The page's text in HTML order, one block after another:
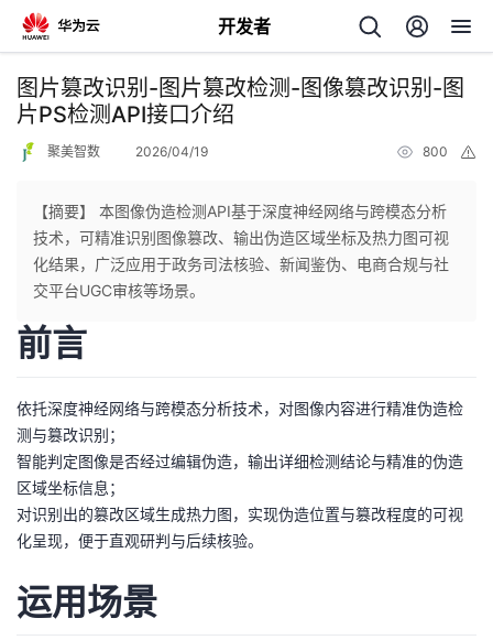
开发者
返
回
个
页
开
发
者
我
图片篡改识别-图片篡改检测-图像篡改识别-图
片PS检测API接口介绍
聚美智数 2026/04/19 800
【摘要】 本图像伪造检测API基于深度神经网络与跨模态分析
技术，可精准识别图像篡改、输出伪造区域坐标及热力图可视
化结果，广泛应用于政务司法核验、新闻鉴伪、电商合规与社
交平台UGC审核等场景。
前言
依托深度神经网络与跨模态分析技术，对图像内容进行精准伪造检
测与篡改识别；
智能判定图像是否经过编辑伪造，输出详细检测结论与精准的伪造
区域坐标信息；
对识别出的篡改区域生成热力图，实现伪造位置与篡改程度的可视
化呈现，便于直观研判与后续核验。
运用场景